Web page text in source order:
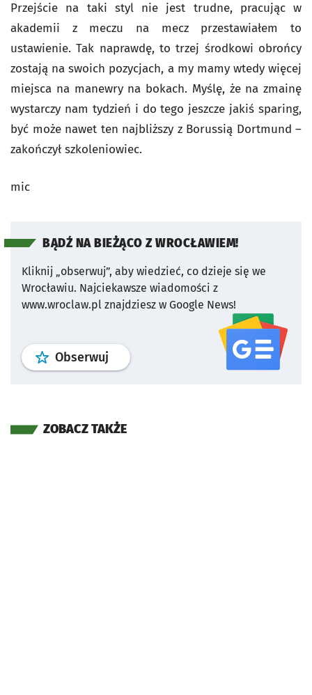
Przejście na taki styl nie jest trudne, pracując w
akademii z meczu na mecz przestawiałem to
ustawienie. Tak naprawdę, to trzej środkowi obrońcy
zostają na swoich pozycjach, a my mamy wtedy więcej
miejsca na manewry na bokach. Myślę, że na zmainę
wystarczy nam tydzień i do tego jeszcze jakiś sparing,
być może nawet ten najbliższy z Borussią Dortmund –
zakończył szkoleniowiec.
mic
BĄDŹ NA BIEŻĄCO Z WROCŁAWIEM!
Kliknij „obserwuj”, aby wiedzieć, co dzieje się we
Wrocławiu. Najciekawsze wiadomości z
www.wroclaw.pl znajdziesz w Google News!
Obserwuj profil serwisu
ZOBACZ TAKŻE